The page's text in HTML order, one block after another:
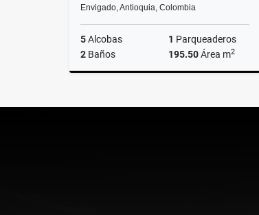
Envigado, Antioquia, Colombia
5Alcobas 1 Parqueaderos
2 Baños 195.50Área m2
$1.350.000.000